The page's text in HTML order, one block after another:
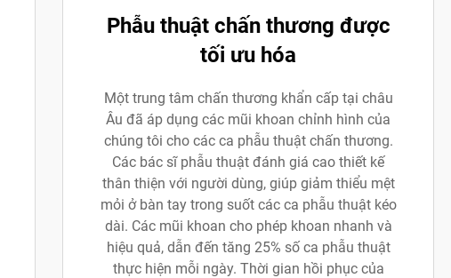
Phẫu thuật chấn thương được
tối ưu hóa
Một trung tâm chấn thương khẩn cấp tại châu
Âu đã áp dụng các mũi khoan chỉnh hình của
chúng tôi cho các ca phẫu thuật chấn thương.
Các bác sĩ phẫu thuật đánh giá cao thiết kế
thân thiện với người dùng, giúp giảm thiểu mệt
mỏi ở bàn tay trong suốt các ca phẫu thuật kéo
dài. Các mũi khoan cho phép khoan nhanh và
hiệu quả, dẫn đến tăng 25% số ca phẫu thuật
thực hiện mỗi ngày. Thời gian hồi phục của